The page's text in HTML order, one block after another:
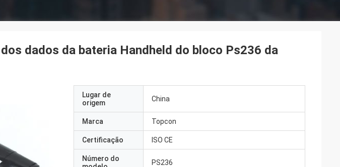
dados da bateria Handheld do bloco Ps236 da
Lugar de
origem
China
Marca Topcon
Certificação ISO CE
Número do
PS236